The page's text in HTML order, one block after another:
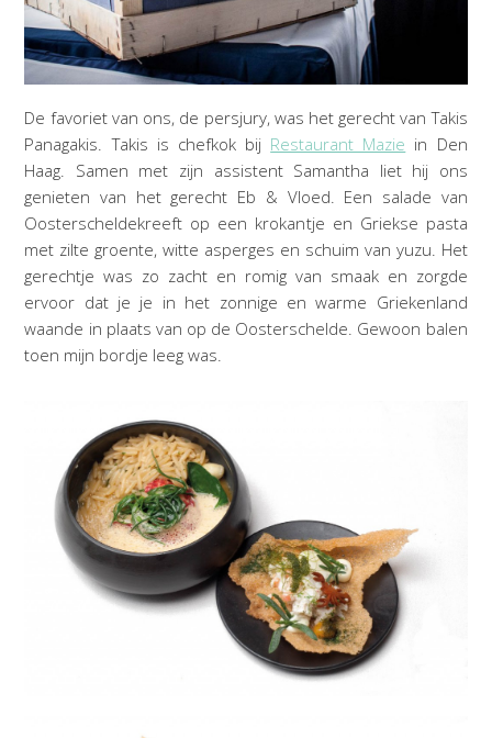
De favoriet van ons, de persjury, was het gerecht van Takis
Panagakis. Takis is chefkok bij Restaurant Mazie in Den
Haag. Samen met zijn assistent Samantha liet hij ons
genieten van het gerecht Eb & Vloed. Een salade van
Oosterscheldekreeft op een krokantje en Griekse pasta
met zilte groente, witte asperges en schuim van yuzu. Het
gerechtje was zo zacht en romig van smaak en zorgde
ervoor dat je je in het zonnige en warme Griekenland
waande in plaats van op de Oosterschelde. Gewoon balen
toen mijn bordje leeg was.